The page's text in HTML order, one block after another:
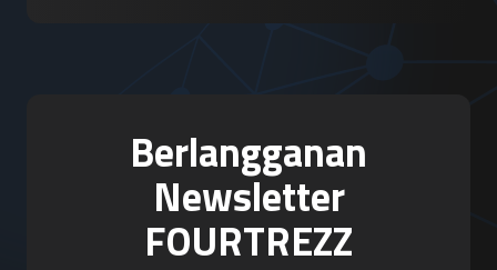
Berlangganan
Newsletter
FOURTREZZ